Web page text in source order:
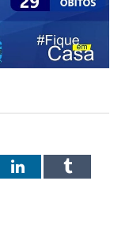
LinkedInTumblr